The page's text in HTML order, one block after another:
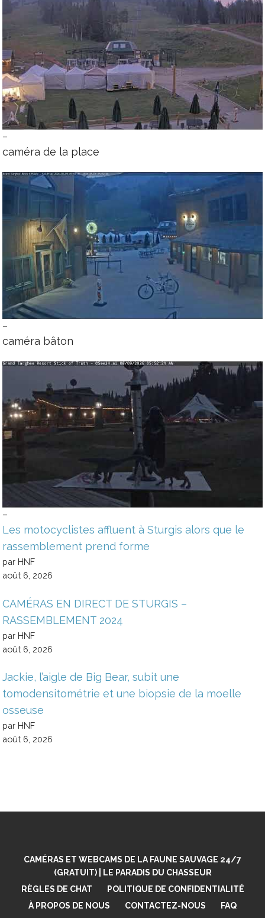
–
caméra de la place
–
caméra bâton
–
Les motocyclistes affluent à Sturgis alors que le
rassemblement prend forme
par HNF
août 6, 2026
CAMÉRAS EN DIRECT DE STURGIS –
RASSEMBLEMENT 2024
par HNF
août 6, 2026
Jackie, l’aigle de Big Bear, subit une
tomodensitométrie et une biopsie de la moelle
osseuse
par HNF
août 6, 2026
CAMÉRAS ET WEBCAMS DE LA FAUNE SAUVAGE 24/7
(GRATUIT) | LE PARADIS DU CHASSEUR
RÈGLES DE CHAT
POLITIQUE DE CONFIDENTIALITÉ
À PROPOS DE NOUS
CONTACTEZ-NOUS FAQ